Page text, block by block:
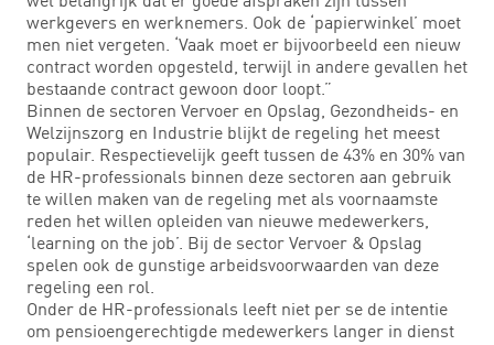
werkgevers en werknemers. Ook de ‘papierwinkel’ moet
men niet vergeten. ‘Vaak moet er bijvoorbeeld een nieuw
contract worden opgesteld, terwijl in andere gevallen het
bestaande contract gewoon door loopt.”
Binnen de sectoren Vervoer en Opslag, Gezondheids- en
Welzijnszorg en Industrie blijkt de regeling het meest
populair. Respectievelijk geeft tussen de 43% en 30% van
de HR-professionals binnen deze sectoren aan gebruik
te willen maken van de regeling met als voornaamste
reden het willen opleiden van nieuwe medewerkers,
‘learning on the job’. Bij de sector Vervoer & Opslag
spelen ook de gunstige arbeidsvoorwaarden van deze
regeling een rol.
Onder de HR-professionals leeft niet per se de intentie
om pensioengerechtigde medewerkers langer in dienst